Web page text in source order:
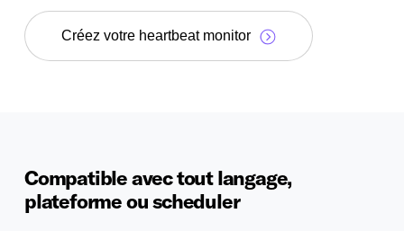
Créez votre heartbeat monitor
Compatible avec tout langage,
plateforme ou scheduler